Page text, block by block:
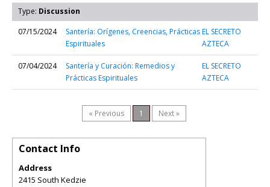
Type: Discussion
07/15/2024
Santería: Orígenes, Creencias, Prácticas
Espirituales
EL SECRETO
AZTECA
07/04/2024
Santería y Curación: Remedios y
Prácticas Espirituales
EL SECRETO
AZTECA
« Previous 1 Next »
Contact Info
Address
2415 South Kedzie